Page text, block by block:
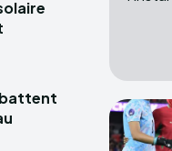
battent